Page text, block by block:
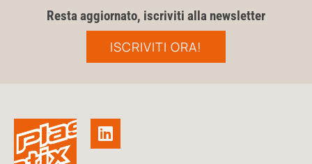
Resta aggiornato, iscriviti alla newsletter
ISCRIVITI ORA!